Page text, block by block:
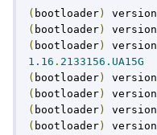
( bootloader) version
( bootloader) version
( bootloader) version
1.16 . 2133156.UA15G
( bootloader) version
( bootloader) version
( bootloader) version
( bootloader) version